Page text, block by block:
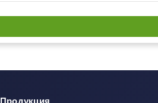
Продукция